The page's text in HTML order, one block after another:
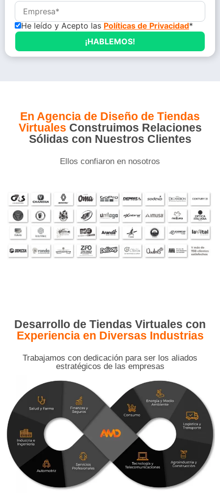
He leído y Acepto las Políticas de Privacidad*
En Agencia de Diseño de Tiendas
Virtuales Construimos Relaciones
Sólidas con Nuestros Clientes
Ellos confiaron en nosotros
Desarrollo de Tiendas Virtuales con
Experiencia en Diversas Industrias
Trabajamos con dedicación para ser los aliados
estratégicos de las empresas